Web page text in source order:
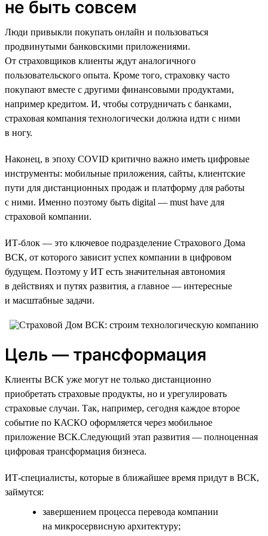
не быть совсем
Люди привыкли покупать онлайн и пользоваться
продвинутыми банковскими приложениями.
От страховщиков клиенты ждут аналогичного
пользовательского опыта. Кроме того, страховку часто
покупают вместе с другими финансовыми продуктами,
например кредитом. И, чтобы сотрудничать с банками,
страховая компания технологически должна идти с ними
в ногу.
Наконец, в эпоху COVID критично важно иметь цифровые
инструменты: мобильные приложения, сайты, клиентские
пути для дистанционных продаж и платформу для работы
с ними. Именно поэтому быть digital — must have для
страховой компании.
ИТ-блок — это ключевое подразделение Страхового Дома
ВСК, от которого зависит успех компании в цифровом
будущем. Поэтому у ИТ есть значительная автономия
в действиях и путях развития, а главное — интересные
и масштабные задачи.
Цель — трансформация
Клиенты ВСК уже могут не только дистанционно
приобретать страховые продукты, но и урегулировать
страховые случаи. Так, например, сегодня каждое второе
событие по КАСКО оформляется через мобильное
приложение ВСК.Следующий этап развития — полноценная
цифровая трансформация бизнеса.
ИТ-специалисты, которые в ближайшее время придут в ВСК,
займутся:
завершением процесса перевода компании
на микросервисную архитектуру;